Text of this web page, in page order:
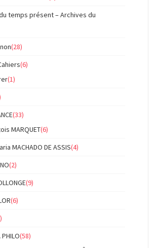
temps présent – Archives du
(28)
(6)
(1)
(33)
MARQUET(6)
MACHADO DE ASSIS(4)
(2)
(9)
(6)
PHILO(58)